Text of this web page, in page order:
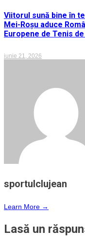
Viitorul sună bine în
Mei-Roșu aduce
Europene de Tenis
iunie 21, 2026
sportulclujean
Learn More →
Lasă un